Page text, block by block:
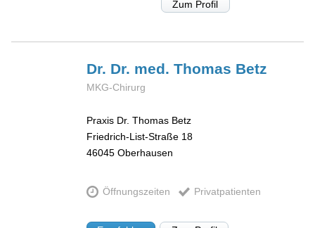
Zum Profil
Dr. Dr. med. Thomas Betz
MKG-Chirurg
Praxis Dr. Thomas Betz
Friedrich-List-Straße 18
46045 Oberhausen
Öffnungszeiten Privatpatienten